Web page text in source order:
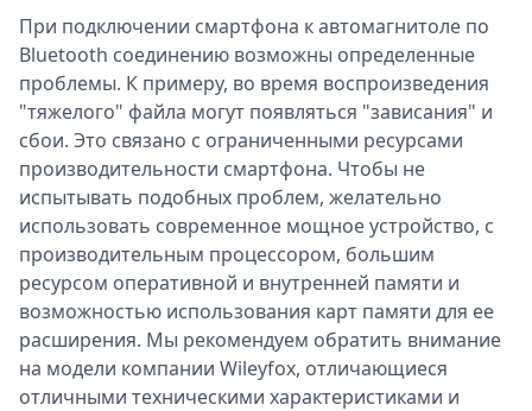
При подключении смартфона к автомагнитоле по
Bluetooth соединению возможны определенные
проблемы. К примеру, во время воспроизведения
"тяжелого" файла могут появляться "зависания" и
сбои. Это связано с ограниченными ресурсами
производительности смартфона. Чтобы не
испытывать подобных проблем, желательно
использовать современное мощное устройство, с
производительным процессором, большим
ресурсом оперативной и внутренней памяти и
возможностью использования карт памяти для ее
расширения. Мы рекомендуем обратить внимание
на модели компании Wileyfox, отличающиеся
отличными техническими характеристиками и